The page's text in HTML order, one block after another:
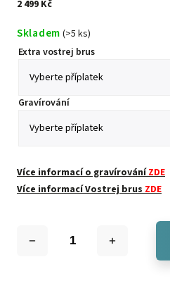
2 499 Kč
Skladem (>5 ks)
Extra vostrej brus
Gravírování
Více informací o gravírováníZDE
Více informací Vostrej brusZDE